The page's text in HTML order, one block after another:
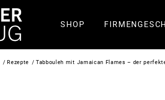
SHOP
/ Rezepte / Tabbouleh mit Jamaican Flames – der